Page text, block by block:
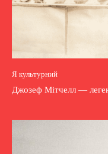
Я культурний
Джозеф Мітчелл —